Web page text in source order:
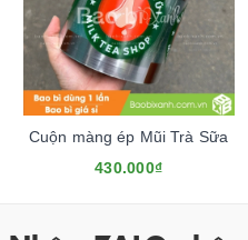
Cuộn màng ép Mũi Trà Sữa
430.000₫